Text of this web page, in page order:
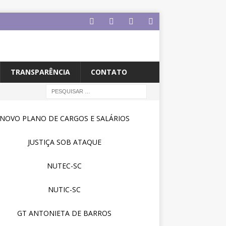
TRANSPARÊNCIA CONTATO
NOVO PLANO DE CARGOS E SALÁRIOS
JUSTIÇA SOB ATAQUE
NUTEC-SC
NUTIC-SC
GT ANTONIETA DE BARROS